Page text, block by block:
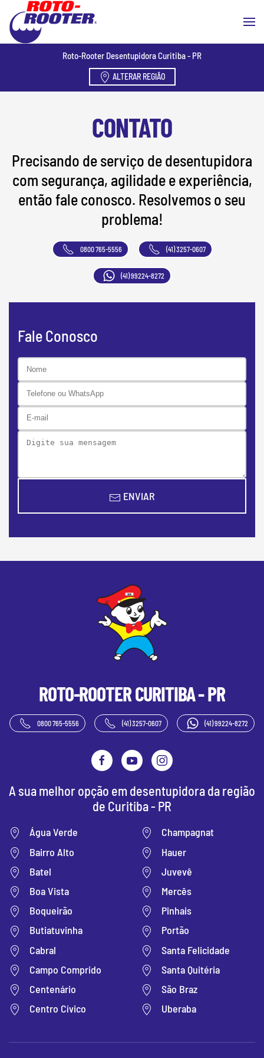
Skip to main content
Roto-Rooter Desentupidora Curitiba - PR
ALTERAR REGIÃO
CONTATO
Precisando de serviço de desentupidora
com segurança, agilidade e experiência,
então fale conosco. Resolvemos o seu
problema!
0800 765-5556 (41) 3257-0607
(41) 99224-8272
Fale Conosco
ENVIAR
ROTO-ROOTERCURITIBA - PR
0800 765-5556 (41) 3257-0607 (41) 99224-8272
A sua melhor opção em desentupidora da região
de Curitiba - PR
Água Verde
Bairro Alto
Batel
Boa Vista
Boqueirão
Butiatuvinha
Cabral
Campo Comprido
Centenário
Centro Cívico
Champagnat
Hauer
Juvevê
Mercês
Pinhais
Portão
Santa Felicidade
Santa Quitéria
São Braz
Uberaba